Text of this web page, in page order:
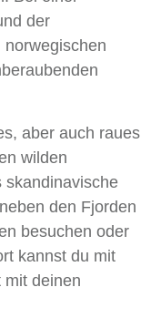
der
aber auch raues
wilden
skandinavische
den Fjorden
besuchen oder
kannst du mit
mit deinen